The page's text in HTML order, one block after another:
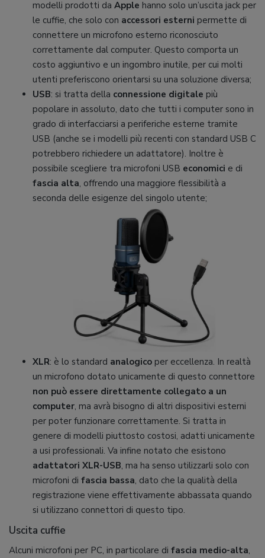
modelli prodotti da Apple hanno solo un’uscita jack per
le cuffie, che solo con accessori esterni permette di
connettere un microfono esterno riconosciuto
correttamente dal computer. Questo comporta un
costo aggiuntivo e un ingombro inutile, per cui molti
utenti preferiscono orientarsi su una soluzione diversa;
USB: si tratta della connessione digitale più
popolare in assoluto, dato che tutti i computer sono in
grado di interfacciarsi a periferiche esterne tramite
USB (anche se i modelli più recenti con standard USB C
potrebbero richiedere un adattatore). Inoltre è
possibile scegliere tra microfoni USB economici e di
fascia alta, offrendo una maggiore flessibilità a
seconda delle esigenze del singolo utente;
XLR: è lo standard analogico per eccellenza. In realtà
un microfono dotato unicamente di questo connettore
non può essere direttamente collegato a un
computer, ma avrà bisogno di altri dispositivi esterni
per poter funzionare correttamente. Si tratta in
genere di modelli piuttosto costosi, adatti unicamente
a usi professionali. Va infine notato che esistono
adattatori XLR-USB, ma ha senso utilizzarli solo con
microfoni di fascia bassa, dato che la qualità della
registrazione viene effettivamente abbassata quando
si utilizzano connettori di questo tipo.
Uscita cuffie
Alcuni microfoni per PC, in particolare di fascia medio-alta,